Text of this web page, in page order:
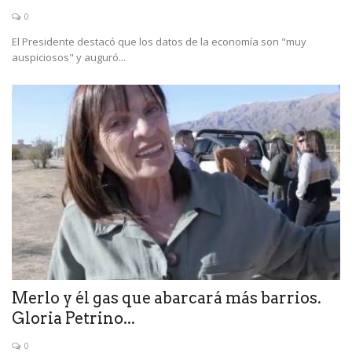
0
El Presidente destacó que los datos de la economía son "muy
auspiciosos" y auguró...
Merlo y él gas que abarcará más barrios.
Gloria Petrino...
0